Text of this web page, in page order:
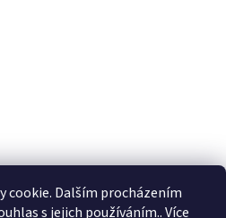
cookie. Dalším procházením
s jejich používáním.. Více